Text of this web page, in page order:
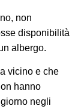
non
disponibilità
albergo.
vicino e che
hanno
negli